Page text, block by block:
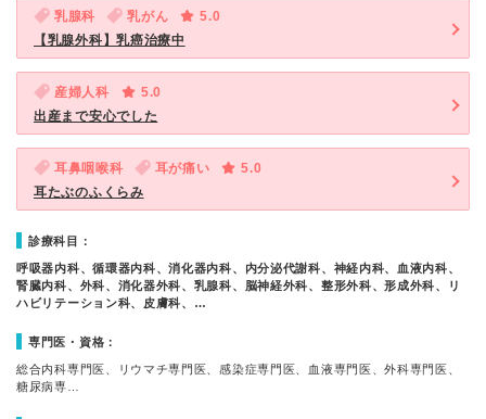
乳腺科 乳がん
5.0
【乳腺外科】乳癌治療中
産婦人科
5.0
出産まで安心でした
耳鼻咽喉科 耳が痛い
5.0
耳たぶのふくらみ
診療科目：
呼吸器内科、循環器内科、消化器内科、内分泌代謝科、神経内科、血液内科、
腎臓内科、外科、消化器外科、乳腺科、脳神経外科、整形外科、形成外科、リ
ハビリテーション科、皮膚科、…
専門医・資格：
総合内科専門医、リウマチ専門医、感染症専門医、血液専門医、外科専門医、
糖尿病専…